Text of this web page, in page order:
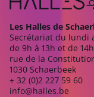
Les Halles de
Secrétariat du lundi
de 9h à 13h et de
rue de la
1030 Schaerbeek
+ 32 (0)2 227 59 60
info@halles.be